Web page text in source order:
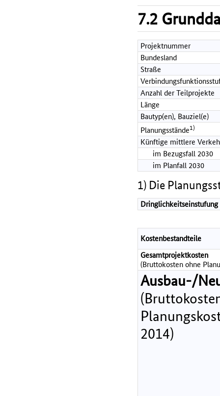
7.2
Projektnummer
Bundesland
Straße
Anzahl der Teilprojekte
Länge
Bautyp(en), Bauziel(e)
Planungsstände1)
Künftige mittlere
im Bezugsfall 2030
im Planfall 2030
1) Die
Dringlichkeitseinstufung
Kostenbestandteile
Gesamtprojektkosten
(Bruttokosten ohne
Ausbau-/
2014)